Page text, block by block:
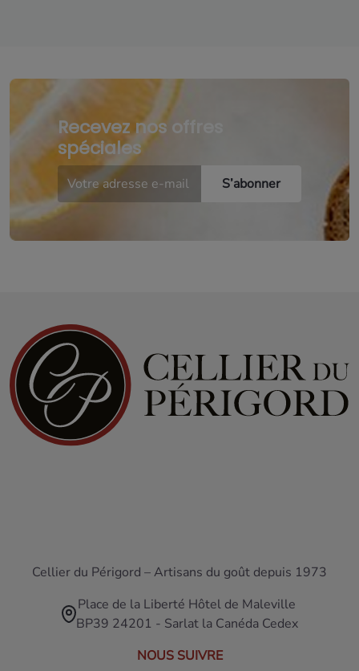
Recevez nos offres
spéciales
Cellier du Périgord – Artisans du goût depuis 1973
Place de la Liberté Hôtel de Maleville
BP39 24201 - Sarlat la Canéda Cedex
NOUS SUIVRE